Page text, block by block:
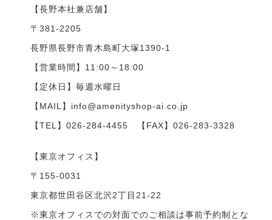
【長野本社兼店舗】
〒381-2205
長野県長野市青木島町大塚1390-1
【営業時間】11:00～18:00
【定休日】毎週水曜日
【MAIL】info@amenityshop-ai.co.jp
【TEL】 026-284-4455 【FAX】026-283-3328
【東京オフィス】
〒155-0031
東京都世田谷区北沢2丁目21-22
※東京オフィスでの対面でのご相談は事前予約制とな